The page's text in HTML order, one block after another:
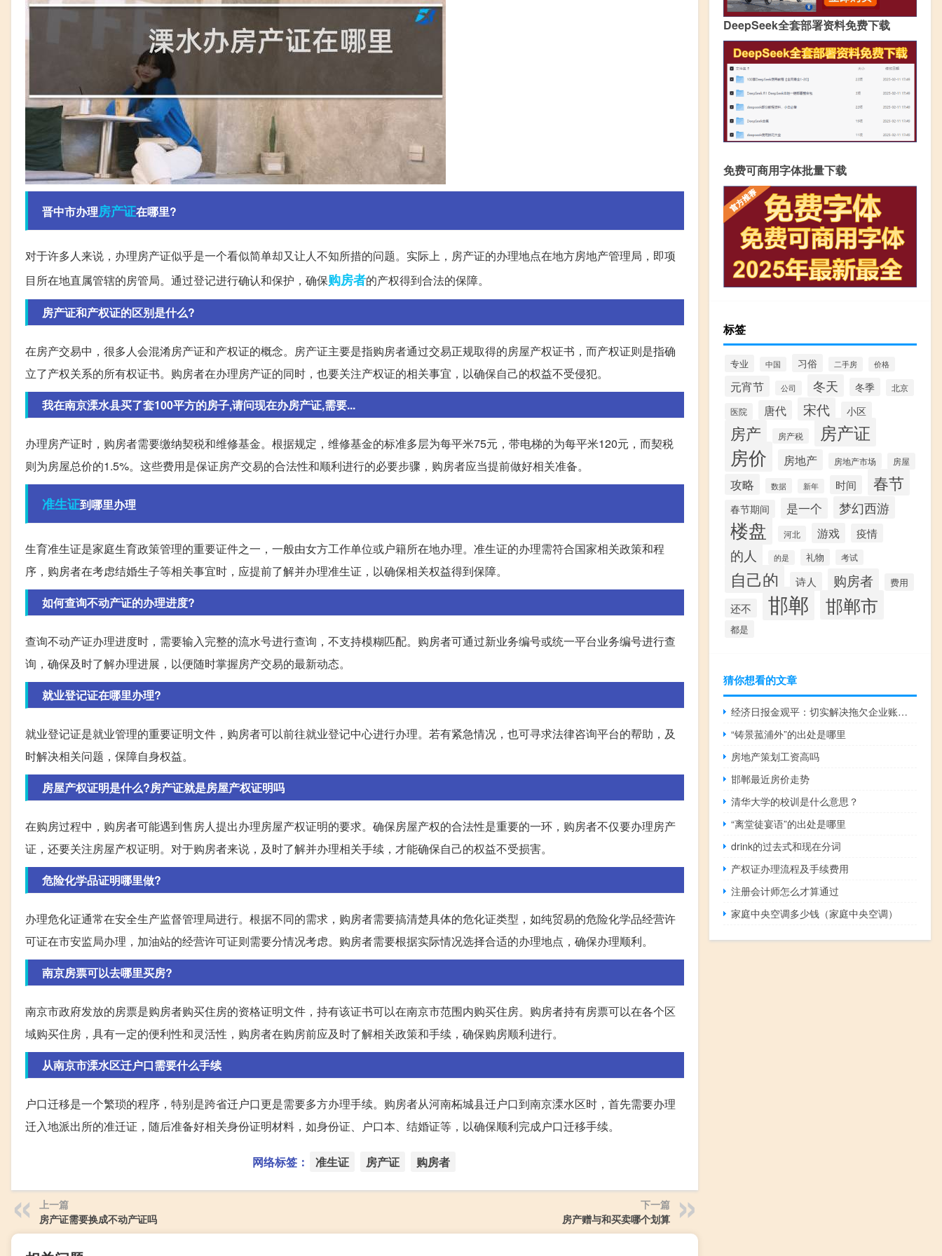
晋中市办理房产证在哪里?
对于许多人来说，办理房产证似乎是一个看似简单却又让人不知所措的问题。实际上，房产证的办理地点在地方房地产管理局，即项
目所在地直属管辖的房管局。通过登记进行确认和保护，确保购房者的产权得到合法的保障。
房产证和产权证的区别是什么?
在房产交易中，很多人会混淆房产证和产权证的概念。房产证主要是指购房者通过交易正规取得的房屋产权证书，而产权证则是指确
立了产权关系的所有权证书。购房者在办理房产证的同时，也要关注产权证的相关事宜，以确保自己的权益不受侵犯。
我在南京溧水县买了套100平方的房子,请问现在办房产证,需要...
办理房产证时，购房者需要缴纳契税和维修基金。根据规定，维修基金的标准多层为每平米75元，带电梯的为每平米120元，而契税
则为房屋总价的1.5%。这些费用是保证房产交易的合法性和顺利进行的必要步骤，购房者应当提前做好相关准备。
准生证到哪里办理
生育准生证是家庭生育政策管理的重要证件之一，一般由女方工作单位或户籍所在地办理。准生证的办理需符合国家相关政策和程
序，购房者在考虑结婚生子等相关事宜时，应提前了解并办理准生证，以确保相关权益得到保障。
如何查询不动产证的办理进度?
查询不动产证办理进度时，需要输入完整的流水号进行查询，不支持模糊匹配。购房者可通过新业务编号或统一平台业务编号进行查
询，确保及时了解办理进展，以便随时掌握房产交易的最新动态。
就业登记证在哪里办理?
就业登记证是就业管理的重要证明文件，购房者可以前往就业登记中心进行办理。若有紧急情况，也可寻求法律咨询平台的帮助，及
时解决相关问题，保障自身权益。
房屋产权证明是什么?房产证就是房屋产权证明吗
在购房过程中，购房者可能遇到售房人提出办理房屋产权证明的要求。确保房屋产权的合法性是重要的一环，购房者不仅要办理房产
证，还要关注房屋产权证明。对于购房者来说，及时了解并办理相关手续，才能确保自己的权益不受损害。
危险化学品证明哪里做?
办理危化证通常在安全生产监督管理局进行。根据不同的需求，购房者需要搞清楚具体的危化证类型，如纯贸易的危险化学品经营许
可证在市安监局办理，加油站的经营许可证则需要分情况考虑。购房者需要根据实际情况选择合适的办理地点，确保办理顺利。
南京房票可以去哪里买房?
南京市政府发放的房票是购房者购买住房的资格证明文件，持有该证书可以在南京市范围内购买住房。购房者持有房票可以在各个区
域购买住房，具有一定的便利性和灵活性，购房者在购房前应及时了解相关政策和手续，确保购房顺利进行。
从南京市溧水区迁户口需要什么手续
户口迁移是一个繁琐的程序，特别是跨省迁户口更是需要多方办理手续。购房者从河南柘城县迁户口到南京溧水区时，首先需要办理
迁入地派出所的准迁证，随后准备好相关身份证明材料，如身份证、户口本、结婚证等，以确保顺利完成户口迁移手续。
网络标签： 准生证 房产证 购房者
上一篇
房产证需要换成不动产证吗
下一篇
房产赠与和买卖哪个划算
DeepSeek全套部署资料免费下载
免费可商用字体批量下载
标签
专业 中国 习俗 二手房 价格
元宵节 公司 冬天 冬季
北京
医院
唐代 宋代 小区
房产 房产税 房产证
房价 房地产 房地产市场 房屋
攻略 数据 新年 时间 春节
春节期间 是一个 梦幻西游
楼盘 河北 游戏 疫情
的人 的是 礼物 考试
自己的 诗人 购房者 费用
还不 邯郸 邯郸市
都是
猜你想看的文章
经济日报金观平：切实解决拖欠企业账款问题
“铸景菰浦外”的出处是哪里
房地产策划工资高吗
邯郸最近房价走势
清华大学的校训是什么意思？
“离堂徒宴语”的出处是哪里
drink的过去式和现在分词
产权证办理流程及手续费用
注册会计师怎么才算通过
家庭中央空调多少钱（家庭中央空调）